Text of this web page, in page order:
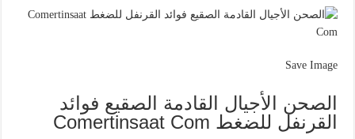
Save Image
الصحن الأجيال القادمة الصقيع فوائد
القرنفل للضغط Comertinsaat Com